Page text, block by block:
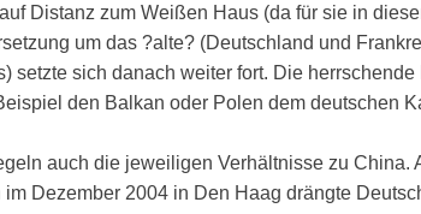
Distanz zum Weißen Haus (da für sie in
um das ?alte? (Deutschland und
setzte sich danach weiter fort. Die
den Balkan oder Polen dem deutschen
auch die jeweiligen Verhältnisse zu China.
Dezember 2004 in Den Haag drängte